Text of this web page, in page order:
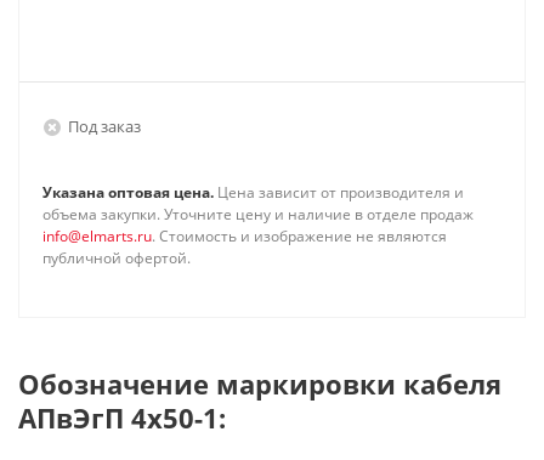
Под заказ
Указана оптовая цена. Цена зависит от производителя и
объема закупки. Уточните цену и наличие в отделе продаж
info@elmarts.ru. Стоимость и изображение не являются
публичной офертой.
Обозначение маркировки кабеля
АПвЭгП 4х50-1: